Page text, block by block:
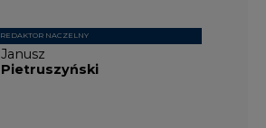
Janusz
Pietruszyński
REDAKTOR NACZELNY